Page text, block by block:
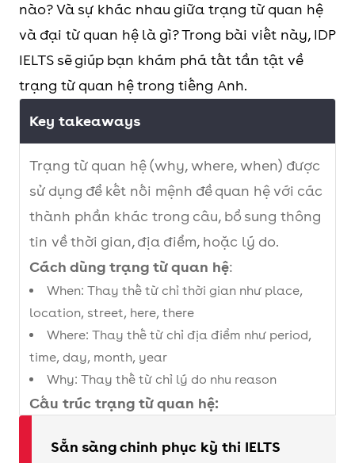
nào? Và sự khác nhau giữa trạng từ quan hệ
và đại từ quan hệ là gì? Trong bài viết này, IDP
IELTS sẽ giúp bạn khám phá tất tần tật về
trạng từ quan hệ trong tiếng Anh.
Key takeaways
Trạng từ quan hệ (why, where, when) được
sử dụng để kết nối mệnh đề quan hệ với các
thành phần khác trong câu, bổ sung thông
tin về thời gian, địa điểm, hoặc lý do.
Cách dùng trạng từ quan hệ:
When: Thay thế từ chỉ thời gian như place,
location, street, here, there
Where: Thay thế từ chỉ địa điểm như period,
time, day, month, year
Why: Thay thế từ chỉ lý do nhu reason
Cấu trúc trạng từ quan hệ:
trúc:Sẵn sàng chinh phục kỳ thi IELTS